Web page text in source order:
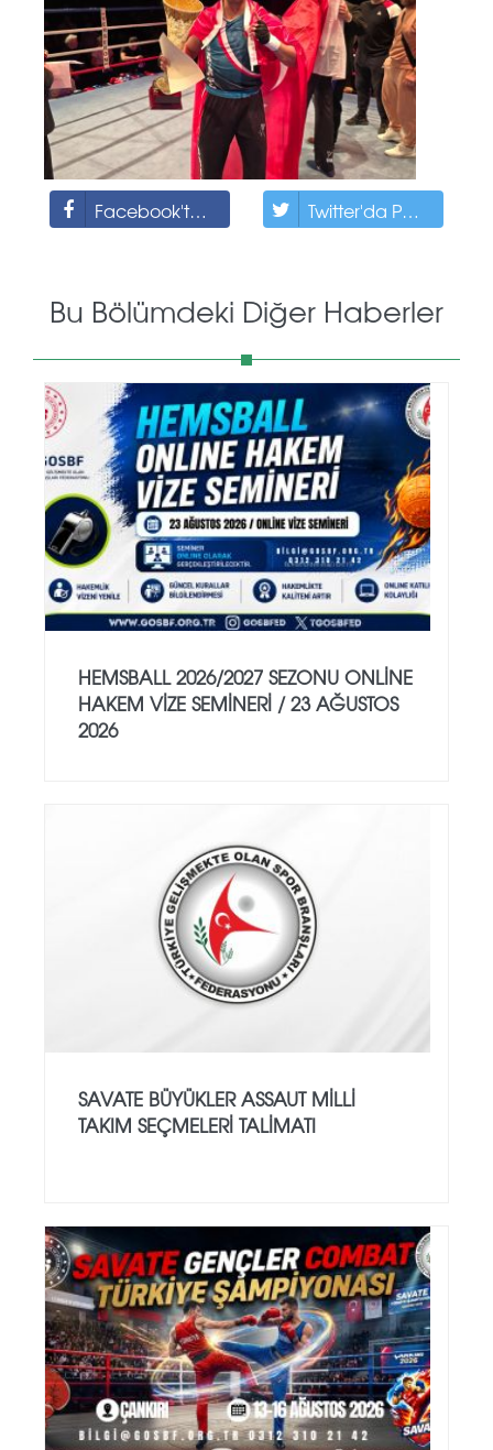
Facebook'ta Paylaş Twitter'da Paylaş
Bu Bölümdeki Diğer Haberler
HEMSBALL 2026/2027 SEZONU ONLİNE
HAKEM VİZE SEMİNERİ / 23 AĞUSTOS
2026
SAVATE BÜYÜKLER ASSAUT MİLLİ
TAKIM SEÇMELERİ TALİMATI